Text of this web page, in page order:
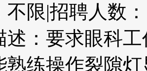
不限|招聘人数
述：要求眼科
熟练操作裂隙